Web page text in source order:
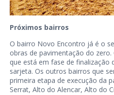
Próximos bairros
O bairro Novo Encontro já é o
obras de pavimentação do
que está em fase de
sarjeta. Os outros bairros que
primeira etapa de execução da
Serrat, Alto do Alencar, Alto do